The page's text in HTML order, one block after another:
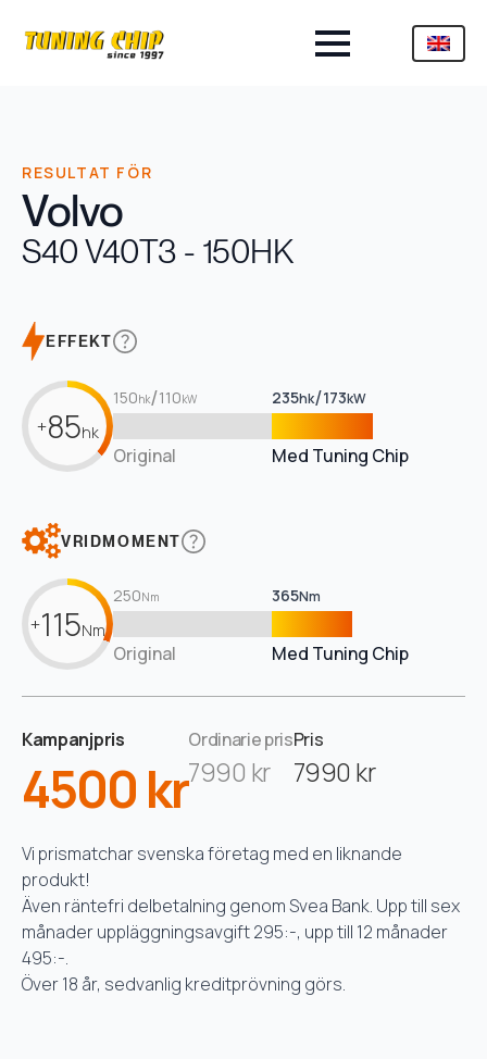
RESULTAT FÖR
Volvo
S40 V40T3 - 150HK
EFFEKT
+85hk
150hk/110kW 235hk/173kW
Original Med Tuning Chip
VRIDMOMENT
+115Nm
250Nm 365Nm
Original Med Tuning Chip
Kampanjpris
4500 kr
Ordinarie pris
7990 kr
Pris
7990 kr
Vi prismatchar svenska företag med en liknande
produkt!
Även räntefri delbetalning genom Svea Bank. Upp till sex
månader uppläggningsavgift 295:-, upp till 12 månader
495:-.
Över 18 år, sedvanlig kreditprövning görs.